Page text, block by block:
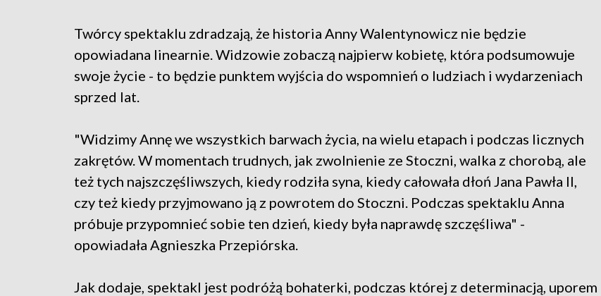
Twórcy spektaklu zdradzają, że historia Anny Walentynowicz nie będzie
opowiadana linearnie. Widzowie zobaczą najpierw kobietę, która podsumowuje
swoje życie - to będzie punktem wyjścia do wspomnień o ludziach i wydarzeniach
sprzed lat.
"Widzimy Annę we wszystkich barwach życia, na wielu etapach i podczas licznych
zakrętów. W momentach trudnych, jak zwolnienie ze Stoczni, walka z chorobą, ale
też tych najszczęśliwszych, kiedy rodziła syna, kiedy całowała dłoń Jana Pawła II,
czy też kiedy przyjmowano ją z powrotem do Stoczni. Podczas spektaklu Anna
próbuje przypomnieć sobie ten dzień, kiedy była naprawdę szczęśliwa" -
opowiadała Agnieszka Przepiórska.
Jak dodaje, spektakl jest podróżą bohaterki, podczas której z determinacją, uporem